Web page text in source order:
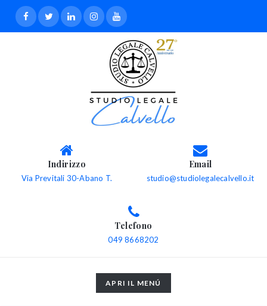
Indirizzo
Via Previtali 30-Abano T.
Email
studio@studiolegalecalvello.it
Telefono
049 8668202
TOGGLE
NAVIGATION
APRI IL MENÚ